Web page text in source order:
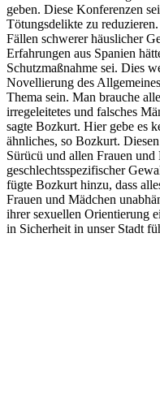
geben. Diese Konferenzen
Tötungsdelikte zu
Fällen schwerer häuslicher
Erfahrungen aus Spanien
Schutzmaßnahme sei. Dies
Novellierung des
Thema sein. Man brauche
irregeleitetes und falsches
sagte Bozkurt. Hier gebe es
ähnliches, so Bozkurt.
Sürücü und allen Frauen
geschlechtsspezifischer
fügte Bozkurt hinzu, dass
Frauen und Mädchen
ihrer sexuellen Orientierung
in Sicherheit in unser Stadt